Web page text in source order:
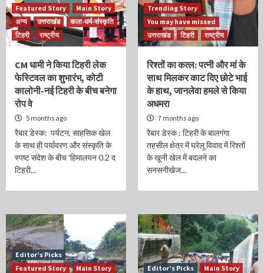
Featured Story
Main Story
अन्य
उत्तराखंड
कला-धर्म-संस्कृति
टिहरी
राष्ट्रीय
CM धामी ने किया टिहरी लेक
फेस्टिवल का शुभारंभ, कोटी
कालोनी-नई टिहरी के बीच बनेगा
रोप वे
5 months ago
रैबार डेस्क: पर्यटन, साहसिक खेल
के साथ ही पर्यावरण और संस्कृति के
स्पष्ट संदेश के बीच 'हिमालयन 0.2 द
टिहरी...
Trending Story
You may have missed
उत्तराखंड
टिहरी राष्ट्रीय
रिश्तों का कत्ल: पत्नी और मां के
साथ मिलकर काट दिए छोटे भाई
के हाथ, जानलेवा हमले से किया
अधमरा
7 months ago
रैबार डेस्क : टिहरी के बालगंगा
तहसील क्षेत्र में घरेलू विवाद में रिश्तों
के खूनी खेल में बदलने का
सनसनीखेज...
Editor’s Picks
Featured Story
Main Story
Editor’s Picks
Main Story